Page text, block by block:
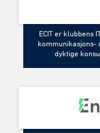
ECIT er klubbens
kommunikasjons-
dyktige